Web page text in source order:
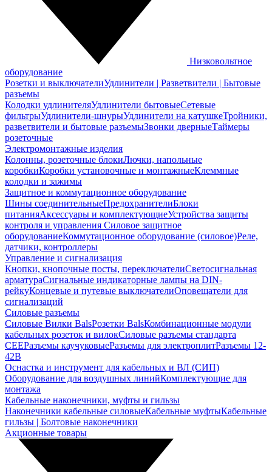
Низковольтное
оборудование
Розетки и выключателиУдлинители | Разветвители | Бытовые
разъемы
Колодки удлинителяУдлинители бытовыеСетевые
фильтрыУдлинители-шнурыУдлинители на катушкеТройники,
разветвители и бытовые разъемыЗвонки дверныеТаймеры
розеточные
Электромонтажные изделия
Колонны, розеточные блокиЛючки, напольные
коробкиКоробки установочные и монтажныеКлеммные
колодки и зажимы
Защитное и коммутационное оборудование
Шины соединительныеПредохранителиБлоки
питанияАксессуары и комплектующиеУстройства защиты
контроля и управления Силовое защитное
оборудованиеКоммутационное оборудование (силовое)Реле,
датчики, контроллеры
Управление и сигнализация
Кнопки, кнопочные посты, переключателиСветосигнальная
арматураСигнальные индикаторные лампы на DIN-
рейкуКонцевые и путевые выключателиОповещатели для
сигнализаций
Силовые разъемы
Силовые Вилки BalsРозетки BalsКомбинационные модули
кабельных розеток и вилокСиловые разъемы стандарта
CEEРазъемы каучуковыеРазъемы для электроплитРазъемы 12-
42В
Оснастка и инструмент для кабельных и ВЛ (СИП)
Оборудование для воздушных линийКомплектующие для
монтажа
Кабельные наконечники, муфты и гильзы
Наконечники кабельные силовыеКабельные муфтыКабельные
гильзы | Болтовые наконечники
Акционные товары